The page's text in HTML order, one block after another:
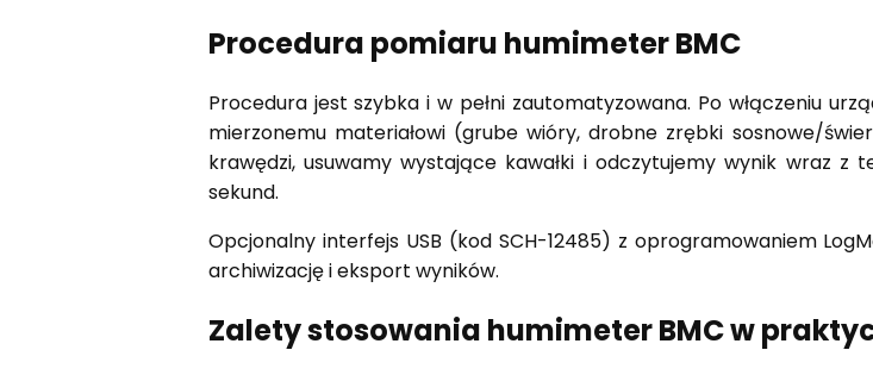
Procedura pomiaru humimeter BMC
Procedura jest szybka i w pełni zautomatyzowana. Po włączeniu
mierzonemu materiałowi (grube wióry, drobne zrębki sosnowe/
krawędzi, usuwamy wystające kawałki i odczytujemy wynik wraz z
sekund.
Opcjonalny interfejs USB (kod SCH-12485) z oprogramowaniem
archiwizację i eksport wyników.
Zalety stosowania humimeter BMC w